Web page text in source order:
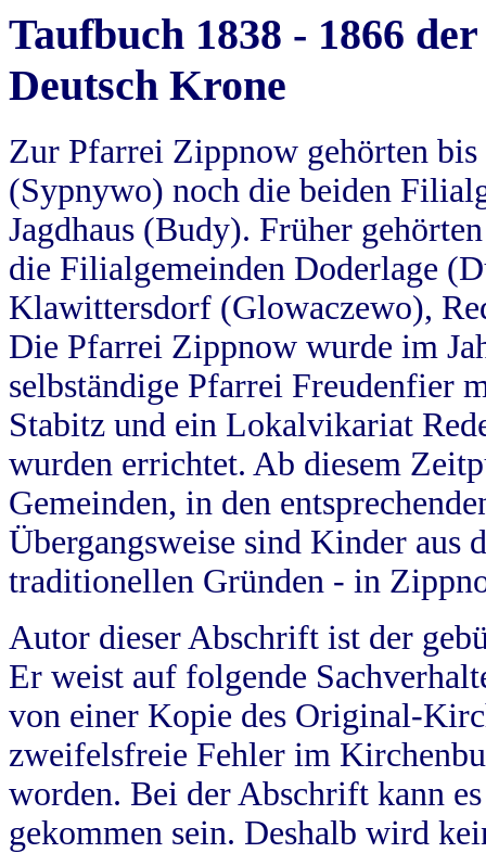
Taufbuch 1838 - 1866
Deutsch Krone
Zur Pfarrei Zippnow gehörten
(Sypnywo) noch die beiden
Jagdhaus (Budy). Früher
die Filialgemeinden Doderlage
Klawittersdorf (Glowaczewo),
Die Pfarrei Zippnow wurde im
selbständige Pfarrei Freudenfier
Stabitz und ein Lokalvikariat
wurden errichtet. Ab diesem
Gemeinden, in den
Übergangsweise sind Kinder aus
traditionellen Gründen - in
Autor dieser Abschrift ist der
Er weist auf folgende
von einer Kopie des Original-
zweifelsfreie Fehler im
worden. Bei der Abschrift kann
gekommen sein. Deshalb wird